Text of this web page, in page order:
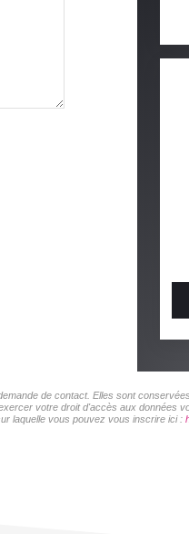
de contact. Elles sont
votre droit d'accès aux données
laquelle vous pouvez vous inscrire ici :